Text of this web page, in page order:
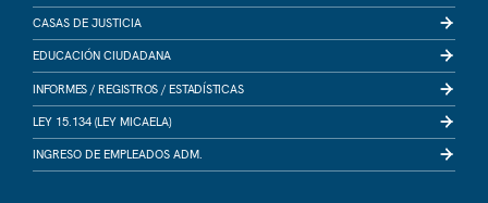
CASAS DE JUSTICIA
EDUCACIÓN CIUDADANA
INFORMES / REGISTROS / ESTADÍSTICAS
LEY 15.134 (LEY MICAELA)
INGRESO DE EMPLEADOS ADM.